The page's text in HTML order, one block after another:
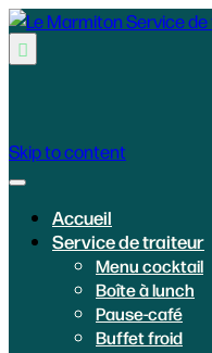

Skip to content
Accueil
Service de traiteur
Menu cocktail
Boîte à lunch
Pause-café
Buffet froid